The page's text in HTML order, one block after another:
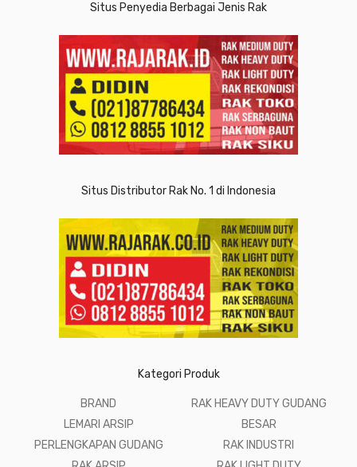
Situs Penyedia Berbagai Jenis Rak
Situs Distributor Rak No. 1 di Indonesia
Kategori Produk
BRAND
LEMARI ARSIP
PERLENGKAPAN GUDANG
RAK HEAVY DUTY GUDANG
BESAR
RAK INDUSTRI